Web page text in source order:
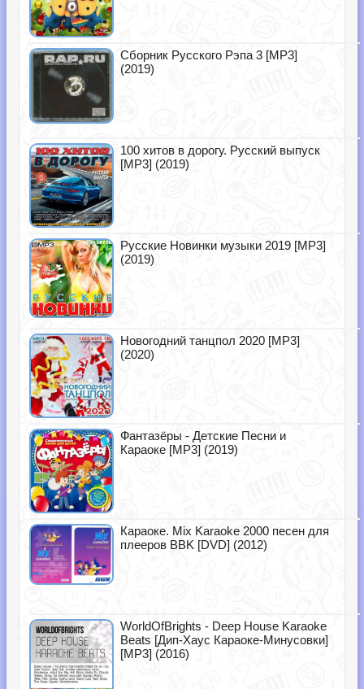
Сборник Русского Рэпа 3 [MP3]
(2019)
100 хитов в дорогу. Русский выпуск
[MP3] (2019)
Русские Новинки музыки 2019 [MP3]
(2019)
Новогодний танцпол 2020 [MP3]
(2020)
Фантазёры - Детские Песни и
Караоке [MP3] (2019)
Караоке. Mix Karaoke 2000 песен для
плееров BBK [DVD] (2012)
WorldOfBrights - Deep House Karaoke
Beats [Дип-Хаус Караоке-Минусовки]
[MP3] (2016)